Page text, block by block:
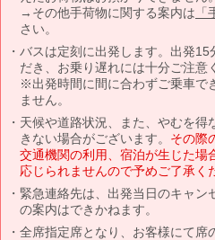
→その他手荷物に関する案内は
さい。
バスは定刻に出発します。出発15
だき、お乗り遅れには十分ご注意
※出発時間に間に合わずご乗車で
ません。
天候や道路状況、また、やむを得
きない場合がございます。 その際
交通機関の利用、宿泊が生じた場
応じられませんので予めご了承く
緊急連絡先は、出発当日のキャン
の案内はできかねます。
全席指定席となり、お客様にて席